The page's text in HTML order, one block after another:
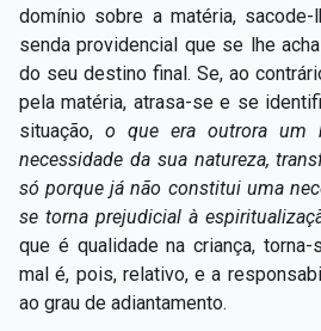
domínio sobre a matéria, sacode-
senda providencial que se lhe
do seu destino final. Se, ao
pela matéria, atrasa-se e se
situação, o que era outrora um
necessidade da sua natureza,
só porque já não constitui uma
se torna prejudicial à
que é qualidade na criança,
mal é, pois, relativo, e a
ao grau de adiantamento.